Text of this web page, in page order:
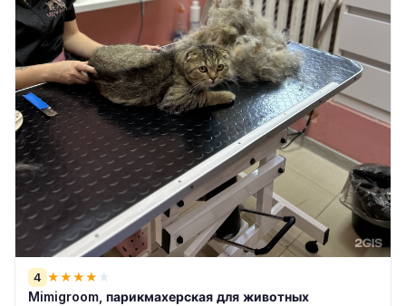
4 ★★★★ ★
Mimigroom, парикмахерская для животных